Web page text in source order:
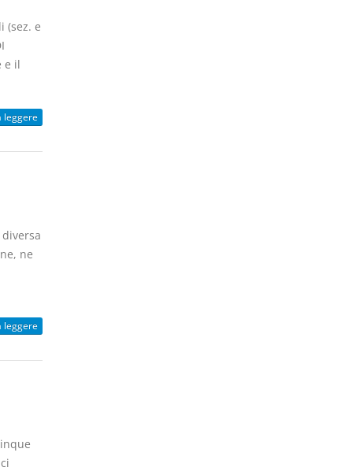
(sez. e
e il
leggere
diversa
ne
leggere